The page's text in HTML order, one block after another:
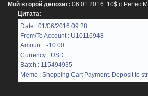
Мой второй депозит: 06.01.2016: 10$ с
Цитата:
Date : 01/06/2016 09:28
From/To Account : U10116948
Amount : -10.00
Currency : USD
Batch : 115494935
Memo : Shopping Cart Payment. Deposit to